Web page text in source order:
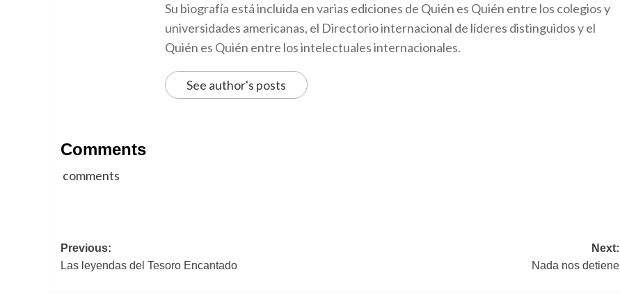
Su biografía está incluida en varias ediciones de Quién es Quién entre los colegios y
universidades americanas, el Directorio internacional de líderes distinguidos y el
Quién es Quién entre los intelectuales internacionales.
See author's posts
Comments
comments
Post
navigation
Previous:
Las leyendas del Tesoro Encantado
Next:
Nada nos detiene